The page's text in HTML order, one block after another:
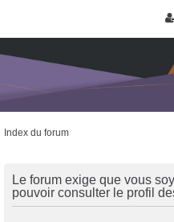
Index du forum
Le forum exige que vous
pouvoir consulter le profil